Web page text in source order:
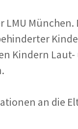
Kindern Laut-
an die